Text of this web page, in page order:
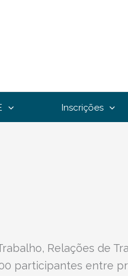
Inscrições
Relações de
participantes entre